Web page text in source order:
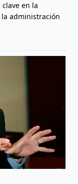
en la
administración